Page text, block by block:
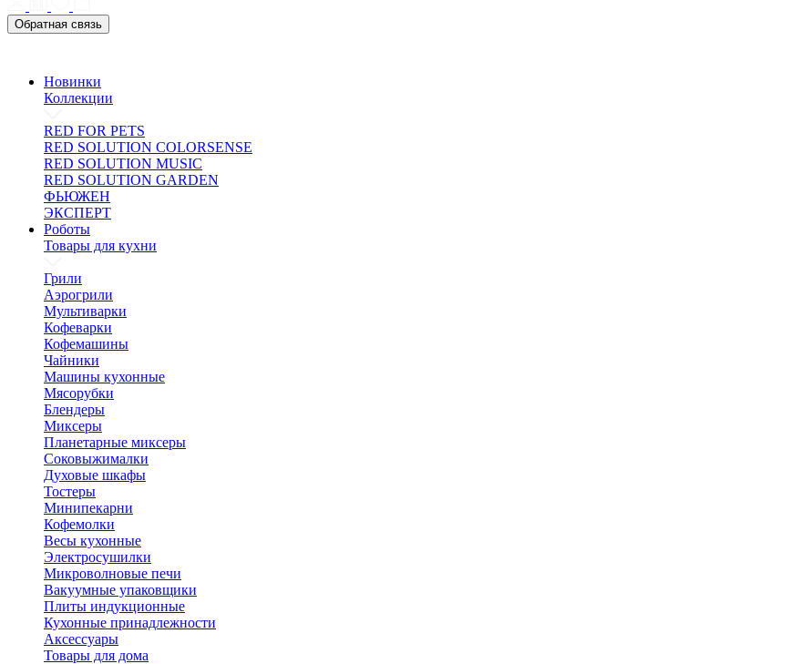
Обратная связь
Новинки
Коллекции
RED FOR PETS
RED SOLUTION COLORSENSE
RED SOLUTION MUSIC
RED SOLUTION GARDEN
ФЬЮЖЕН
ЭКСПЕРТ
Роботы
Товары для кухни
Грили
Аэрогрили
Мультиварки
Кофеварки
Кофемашины
Чайники
Машины кухонные
Мясорубки
Блендеры
Миксеры
Планетарные миксеры
Соковыжималки
Духовые шкафы
Тостеры
Минипекарни
Кофемолки
Весы кухонные
Электросушилки
Микроволновые печи
Вакуумные упаковщики
Плиты индукционные
Кухонные принадлежности
Аксессуары
Товары для дома